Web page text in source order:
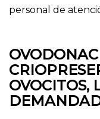
personal de
OVOCITOS,